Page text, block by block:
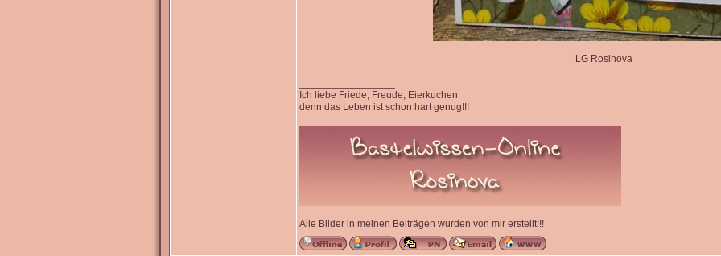
LG Rosinova
Ich liebe Friede, Freude, Eierkuchen
denn das Leben ist schon hart genug!!!
Alle Bilder in meinen Beiträgen wurden von mir erstellt!!!